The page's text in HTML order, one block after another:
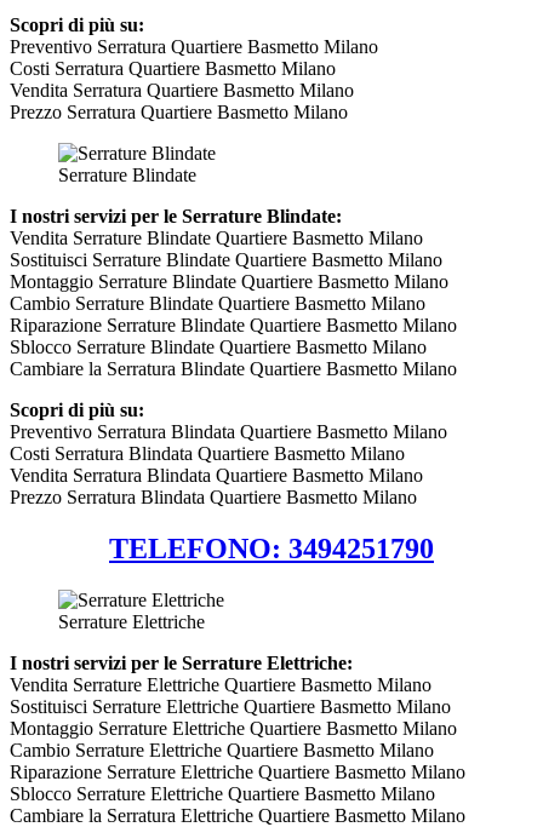
Scopri di più su:
Preventivo Serratura Quartiere Basmetto Milano
Costi Serratura Quartiere Basmetto Milano
Vendita Serratura Quartiere Basmetto Milano
Prezzo Serratura Quartiere Basmetto Milano
Serrature Blindate
I nostri servizi per le Serrature Blindate:
Vendita Serrature Blindate Quartiere Basmetto Milano
Sostituisci Serrature Blindate Quartiere Basmetto Milano
Montaggio Serrature Blindate Quartiere Basmetto Milano
Cambio Serrature Blindate Quartiere Basmetto Milano
Riparazione Serrature Blindate Quartiere Basmetto Milano
Sblocco Serrature Blindate Quartiere Basmetto Milano
Cambiare la Serratura Blindate Quartiere Basmetto Milano
Scopri di più su:
Preventivo Serratura Blindata Quartiere Basmetto Milano
Costi Serratura Blindata Quartiere Basmetto Milano
Vendita Serratura Blindata Quartiere Basmetto Milano
Prezzo Serratura Blindata Quartiere Basmetto Milano
TELEFONO: 3494251790
Serrature Elettriche
I nostri servizi per le Serrature Elettriche:
Vendita Serrature Elettriche Quartiere Basmetto Milano
Sostituisci Serrature Elettriche Quartiere Basmetto Milano
Montaggio Serrature Elettriche Quartiere Basmetto Milano
Cambio Serrature Elettriche Quartiere Basmetto Milano
Riparazione Serrature Elettriche Quartiere Basmetto Milano
Sblocco Serrature Elettriche Quartiere Basmetto Milano
Cambiare la Serratura Elettriche Quartiere Basmetto Milano